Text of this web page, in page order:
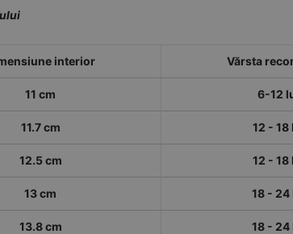
interior Vărsta
11 cm 6-12
11.7 cm 12 - 18
12.5 cm 12 - 18
13 cm 18 - 24
13.8 cm 18 - 24